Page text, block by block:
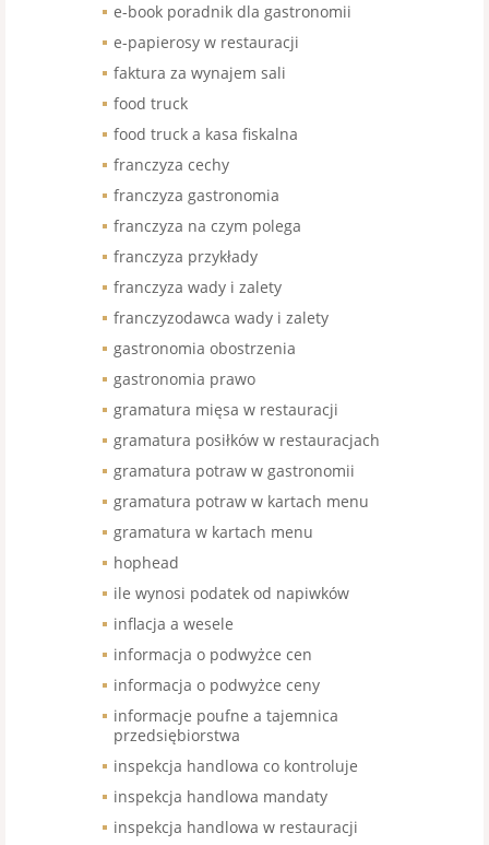
e-book poradnik dla gastronomii
e-papierosy w restauracji
faktura za wynajem sali
food truck
food truck a kasa fiskalna
franczyza cechy
franczyza gastronomia
franczyza na czym polega
franczyza przykłady
franczyza wady i zalety
franczyzodawca wady i zalety
gastronomia obostrzenia
gastronomia prawo
gramatura mięsa w restauracji
gramatura posiłków w restauracjach
gramatura potraw w gastronomii
gramatura potraw w kartach menu
gramatura w kartach menu
hophead
ile wynosi podatek od napiwków
inflacja a wesele
informacja o podwyżce cen
informacja o podwyżce ceny
informacje poufne a tajemnica
przedsiębiorstwa
inspekcja handlowa co kontroluje
inspekcja handlowa mandaty
inspekcja handlowa w restauracji